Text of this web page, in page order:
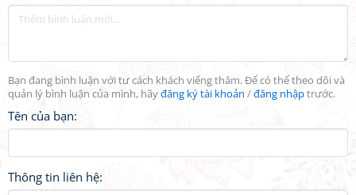
Bạn đang bình luận với tư cách khách viếng thăm. Để có thể theo dõi và
quản lý bình luận của mình, hãyđăng ký tài khoản /đăng nhậptrước.
Tên của bạn:
Thông tin liên hệ: